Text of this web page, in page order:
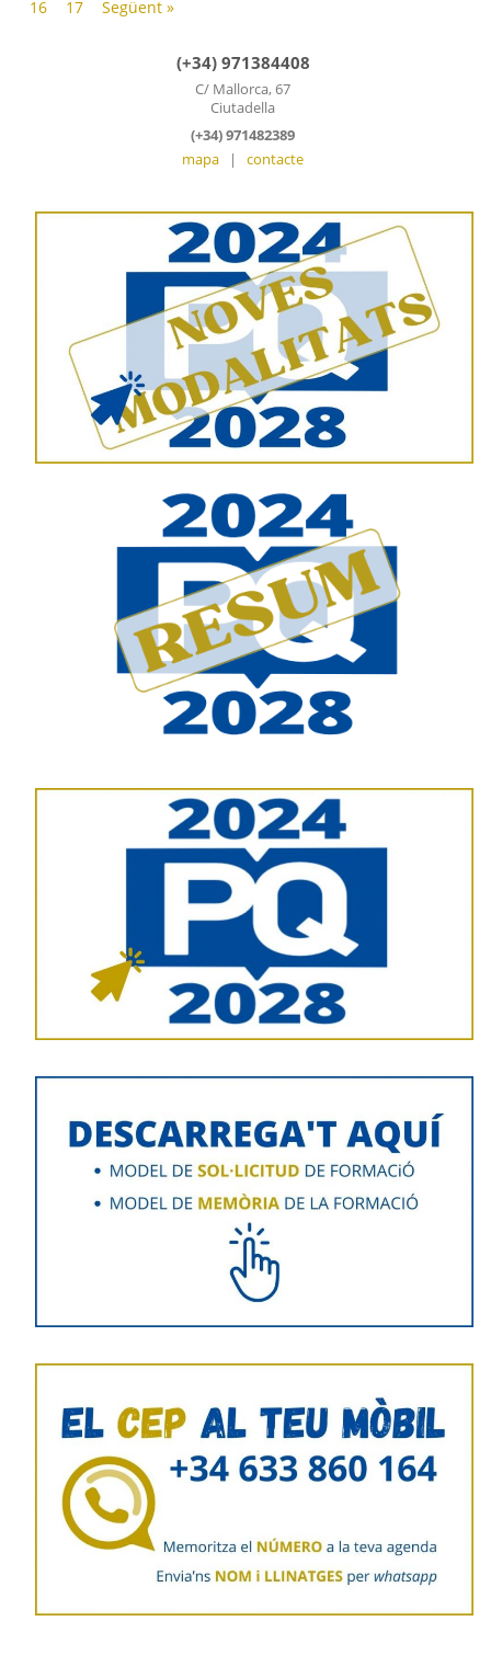
16 17 Següent »
(+34) 971384408
C/ Mallorca, 67
Ciutadella
(+34) 971482389
mapa
| contacte